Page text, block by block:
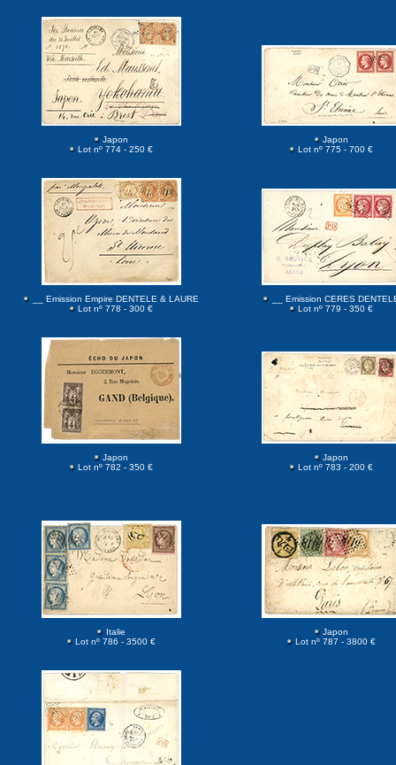
Japon
Lot nº 774 - 250 €
Japon
Lot nº 775 - 700 €
__ Emission Empire DENTELE & LAURE
Lot nº 778 - 300 €
__ Emission CERES
Lot nº 779 - 350 €
Japon
Lot nº 782 - 350 €
Japon
Lot nº 783 - 200 €
Italie
Lot nº 786 - 3500 €
Japon
Lot nº 787 - 3800 €